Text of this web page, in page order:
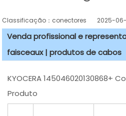
Classificação：conectores 2025-06-
Venda profissional e
faisceaux | produtos de cabos
KYOCERA 145046020130868+
Produto